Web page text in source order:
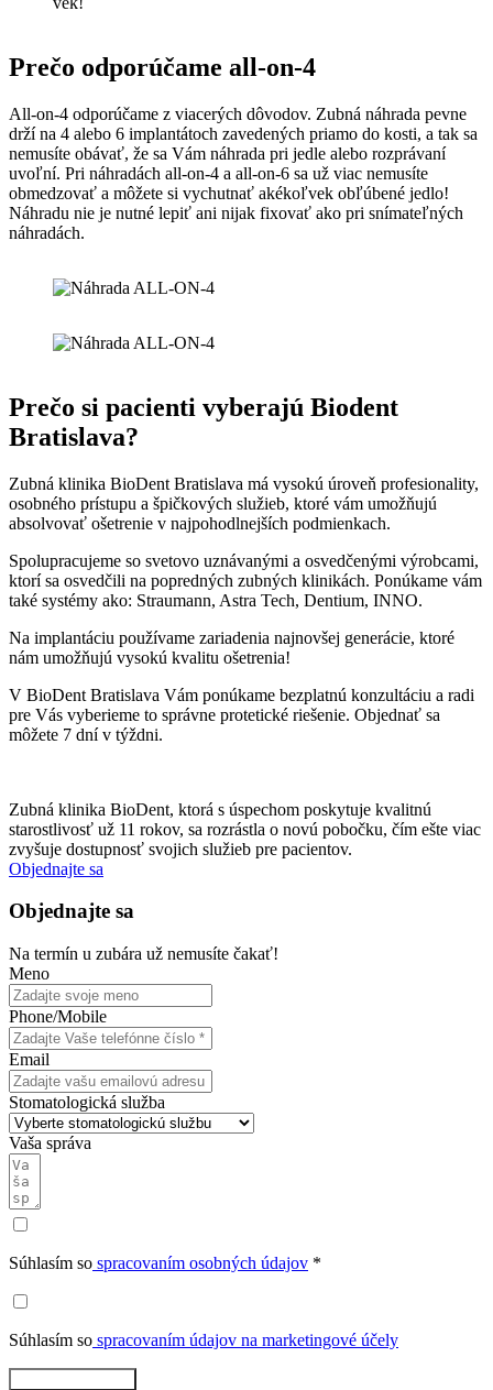
Prečo odporúčame all-on-4
All-on-4 odporúčame z viacerých dôvodov. Zubná náhrada pevne
drží na 4 alebo 6 implantátoch zavedených priamo do kosti, a tak sa
nemusíte obávať, že sa Vám náhrada pri jedle alebo rozprávaní
uvoľní. Pri náhradách all-on-4 a all-on-6 sa už viac nemusíte
obmedzovať a môžete si vychutnať akékoľvek obľúbené jedlo!
Náhradu nie je nutné lepiť ani nijak fixovať ako pri snímateľných
náhradách.
Prečo si pacienti vyberajú Biodent
Bratislava?
Zubná klinika BioDent Bratislava má vysokú úroveň profesionality,
osobného prístupu a špičkových služieb, ktoré vám umožňujú
absolvovať ošetrenie v najpohodlnejších podmienkach.
Spolupracujeme so svetovo uznávanými a osvedčenými výrobcami,
ktorí sa osvedčili na popredných zubných klinikách. Ponúkame vám
také systémy ako: Straumann, Astra Tech, Dentium, INNO.
Na implantáciu používame zariadenia najnovšej generácie, ktoré
nám umožňujú vysokú kvalitu ošetrenia!
V BioDent Bratislava Vám ponúkame bezplatnú konzultáciu a radi
pre Vás vyberieme to správne protetické riešenie. Objednať sa
môžete 7 dní v týždni.
Zubná klinika BioDent, ktorá s úspechom poskytuje kvalitnú
starostlivosť už 11 rokov, sa rozrástla o novú pobočku, čím ešte viac
zvyšuje dostupnosť svojich služieb pre pacientov.
Objednajte sa
Objednajte sa
Na termín u zubára už nemusíte čakať!
Meno
Phone/Mobile
Email
Stomatologická služba
Vaša správa
Súhlasím so spracovaním osobných údajov *
Súhlasím so spracovaním údajov na marketingové účely